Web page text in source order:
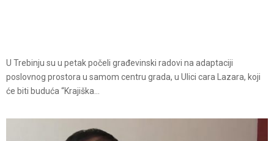
U Trebinju su u petak počeli građevinski radovi na adaptaciji
poslovnog prostora u samom centru grada, u Ulici cara Lazara, koji
će biti buduća “Krajiška...